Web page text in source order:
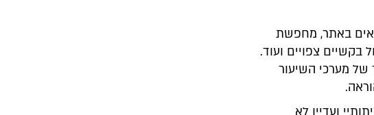
באתר, מחפשת
בקשיים צפויים ועוד.
של מערכי השיעור
ועדיין לא